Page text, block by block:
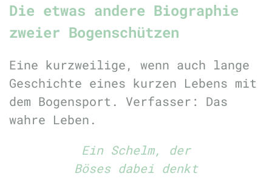
Die etwas andere Biographie
zweier Bogenschützen
Eine kurzweilige, wenn auch lange
Geschichte eines kurzen Lebens mit
dem Bogensport. Verfasser: Das
wahre Leben.
Ein Schelm, der
Böses dabei denkt